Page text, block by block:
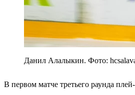
Данил Алалыкин. Фото:
В первом матче третьего раунда